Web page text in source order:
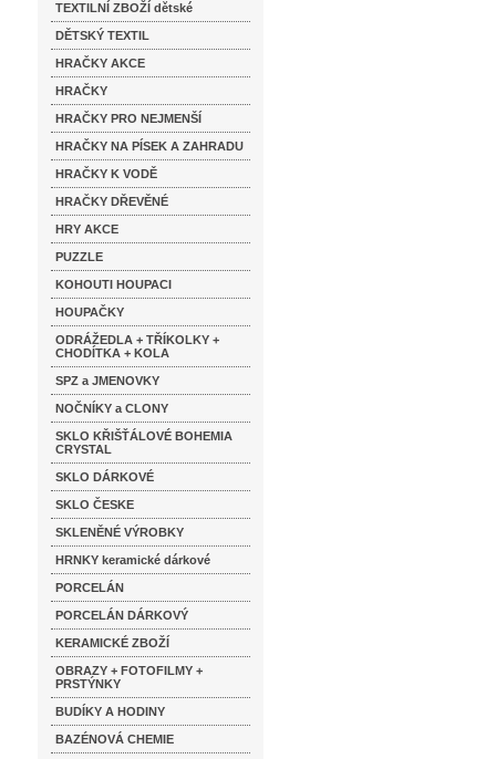
TEXTILNÍ ZBOŽÍ dětské
DĚTSKÝ TEXTIL
HRAČKY AKCE
HRAČKY
HRAČKY PRO NEJMENŠÍ
HRAČKY NA PÍSEK A ZAHRADU
HRAČKY K VODĚ
HRAČKY DŘEVĚNÉ
HRY AKCE
PUZZLE
KOHOUTI HOUPACI
HOUPAČKY
ODRÁŽEDLA + TŘÍKOLKY +
CHODÍTKA + KOLA
SPZ a JMENOVKY
NOČNÍKY a CLONY
SKLO KŘIŠŤÁLOVÉ BOHEMIA
CRYSTAL
SKLO DÁRKOVÉ
SKLO ČESKE
SKLENĚNÉ VÝROBKY
HRNKY keramické dárkové
PORCELÁN
PORCELÁN DÁRKOVÝ
KERAMICKÉ ZBOŽÍ
OBRAZY + FOTOFILMY +
PRSTÝNKY
BUDÍKY A HODINY
BAZÉNOVÁ CHEMIE